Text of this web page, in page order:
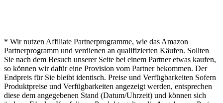
* Wir nutzen Affiliate Partnerprogramme, wie das Amazon
Partnerprogramm und verdienen an qualifizierten Käufen. Sollten
Sie nach dem Besuch unserer Seite bei einem Partner etwas kaufen,
so können wir dafür eine Provision vom Partner bekommen. Der
Endpreis für Sie bleibt identisch. Preise und Verfügbarkeiten Sofern
Produktpreise und Verfügbarkeiten angezeigt werden, entsprechen
diese dem angegebenen Stand (Datum/Uhrzeit) und können sich